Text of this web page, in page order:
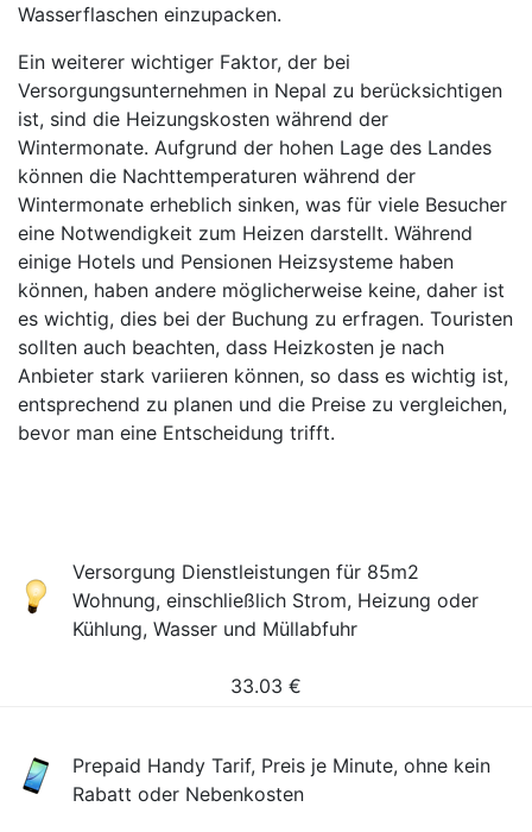
Wasserflaschen einzupacken.
Ein weiterer wichtiger Faktor, der bei
Versorgungsunternehmen in Nepal zu berücksichtigen
ist, sind die Heizungskosten während der
Wintermonate. Aufgrund der hohen Lage des Landes
können die Nachttemperaturen während der
Wintermonate erheblich sinken, was für viele Besucher
eine Notwendigkeit zum Heizen darstellt. Während
einige Hotels und Pensionen Heizsysteme haben
können, haben andere möglicherweise keine, daher ist
es wichtig, dies bei der Buchung zu erfragen. Touristen
sollten auch beachten, dass Heizkosten je nach
Anbieter stark variieren können, so dass es wichtig ist,
entsprechend zu planen und die Preise zu vergleichen,
bevor man eine Entscheidung trifft.
Versorgung Dienstleistungen für 85m2
Wohnung, einschließlich Strom, Heizung oder
Kühlung, Wasser und Müllabfuhr
33.03 €
Prepaid Handy Tarif, Preis je Minute, ohne kein
Rabatt oder Nebenkosten